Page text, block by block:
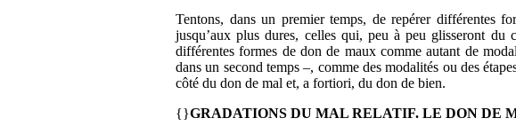
Tentons, dans un premier temps, de repérer différentes
jusqu’aux plus dures, celles qui, peu à peu glisseront
différentes formes de don de maux comme autant de
dans un second temps –, comme des modalités ou des
côté du don de mal et, a fortiori, du don de bien.
{}GRADATIONS DU MAL RELATIF. LE DON DE